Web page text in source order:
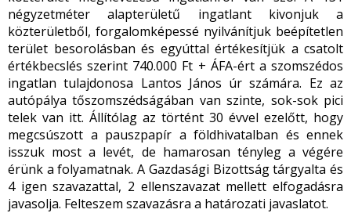
négyzetméter alapterületű ingatlant kivonjuk a
közterületből, forgalomképessé nyilvánítjuk beépítetlen
terület besorolásban és egyúttal értékesítjük a csatolt
értékbecslés szerint 740.000 Ft + ÁFA-ért a szomszédos
ingatlan tulajdonosa Lantos János úr számára. Ez az
autópálya tőszomszédságában van szinte, sok-sok pici
telek van itt. Állítólag az történt 30 évvel ezelőtt, hogy
megcsúszott a pauszpapír a földhivatalban és ennek
isszuk most a levét, de hamarosan tényleg a végére
érünk a folyamatnak. A Gazdasági Bizottság tárgyalta és
4 igen szavazattal, 2 ellenszavazat mellett elfogadásra
javasolja. Felteszem szavazásra a határozati javaslatot.